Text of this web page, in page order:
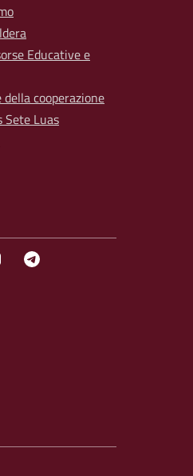
Educative e
della cooperazione
Sete Luas
instagram